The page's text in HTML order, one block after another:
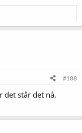
#188
det står det nå.